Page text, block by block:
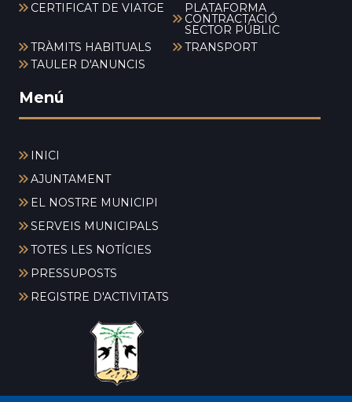
CERTIFICAT DE VIATGE PLATAFORMA
CONTRACTACIÓ
SECTOR PÚBLIC
TRÀMITS HABITUALS
TRANSPORT
TAULER D'ANUNCIS
Menú
INICI
AJUNTAMENT
EL NOSTRE MUNICIPI
SERVEIS MUNICIPALS
TOTES LES NOTÍCIES
PRESSUPOSTS
REGISTRE D'ACTIVITATS